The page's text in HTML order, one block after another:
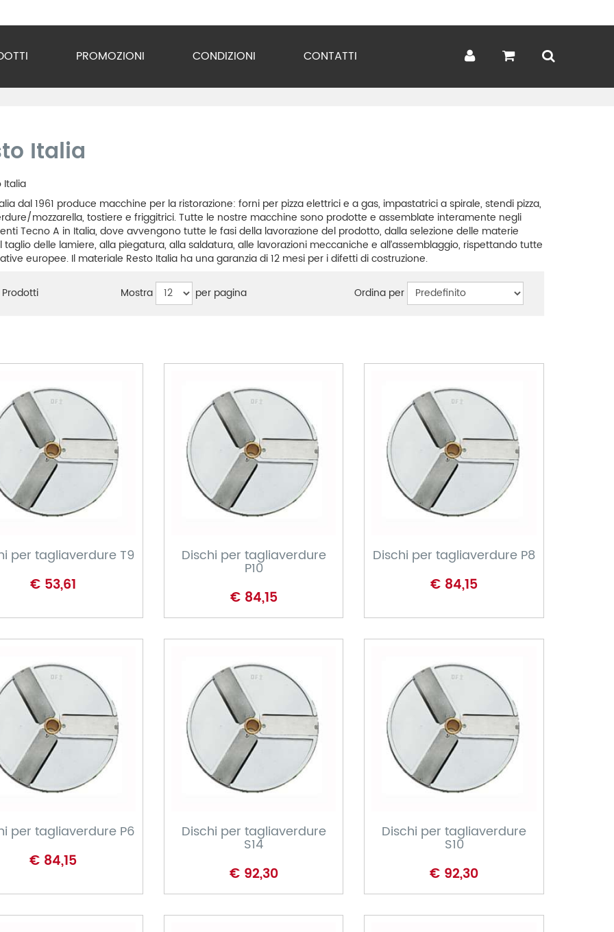
Inox
PROMOZIONI CONDIZIONI CONTATTI
Italia
dal 1961 produce macchine per la ristorazione: forni per pizza elettrici e a gas, impastatrici a spirale, stendi pizza,
mozzarella, tostiere e friggitrici. Tutte le nostre macchine sono prodotte e assemblate interamente negli
Tecno A in Italia, dove avvengono tutte le fasi della lavorazione del prodotto, dalla selezione delle materie
taglio delle lamiere, alla piegatura, alla saldatura, alle lavorazioni meccaniche e all’assemblaggio, rispettando tutte
europee. Il materiale Resto Italia ha una garanzia di 12 mesi per i difetti di costruzione.
Mostra per pagina Ordina per
CARRELLO
per tagliaverdure T9
€ 53,61
CARRELLO
Dischi per tagliaverdure
P10
€ 84,15
CARRELLO
Dischi per tagliaverdure P8
€ 84,15
CARRELLO
per tagliaverdure P6
€ 84,15
CARRELLO
Dischi per tagliaverdure
S14
€ 92,30
CARRELLO
Dischi per tagliaverdure
S10
€ 92,30